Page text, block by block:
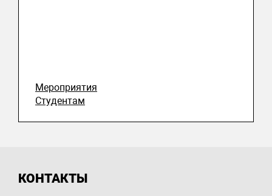
Мероприятия
Студентам
КОНТАКТЫ